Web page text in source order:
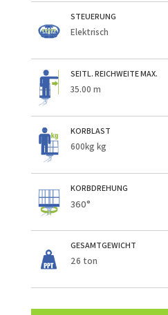
STEUERUNG
Elektrisch
SEITL. REICHWEITE MAX.
35.00 m
KORBLAST
600kg kg
KORBDREHUNG
360°
GESAMTGEWICHT
26 ton